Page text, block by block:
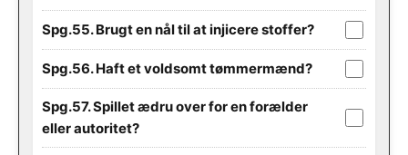
Spg.55. Brugt en nål til at injicere stoffer?
Spg.56. Haft et voldsomt tømmermænd?
Spg.57. Spillet ædru over for en forælder
eller autoritet?